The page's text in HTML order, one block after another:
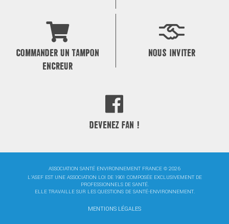
COMMANDER UN TAMPON
ENCREUR
NOUS INVITER
DEVENEZ FAN !
ASSOCIATION SANTÉ ENVIRONNEMENT FRANCE © 2026
L'ASEF EST UNE ASSOCIATION LOI DE 1901 COMPOSÉE EXCLUSIVEMENT DE
PROFESSIONNELS DE SANTÉ.
ELLE TRAVAILLE SUR LES QUESTIONS DE SANTÉ-ENVIRONNEMENT.
MENTIONS LÉGALES